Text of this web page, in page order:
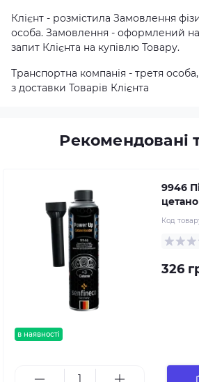
Клієнт - розмістила Замовлення
особа. Замовлення - оформлений
запит Клієнта на купівлю Товару.
Транспортна компанія - третя
з доставки Товарів Клієнта
Рекомендовані
в наявності
9946
Код
326